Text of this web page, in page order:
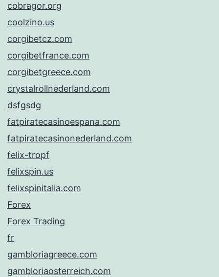
cobragor.org
coolzino.us
corgibetcz.com
corgibetfrance.com
corgibetgreece.com
crystalrollnederland.com
dsfgsdg
fatpiratecasinoespana.com
fatpiratecasinonederland.com
felix-tropf
felixspin.us
felixspinitalia.com
Forex
Forex Trading
fr
gambloriagreece.com
gambloriaosterreich.com